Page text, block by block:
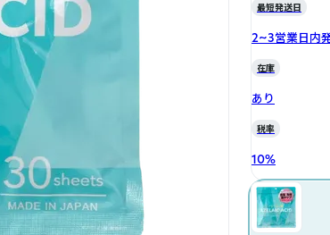
最短発送日
2~3営業日内
在庫
あり
税率
10%